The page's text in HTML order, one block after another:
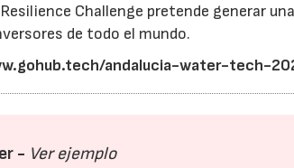
Challenge pretende generar
de todo el mundo.
andalucia-water-tech-
- Ver ejemplo
21/07/2026